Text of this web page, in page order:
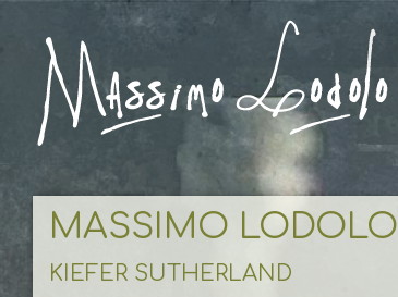
MASSIMO LODOLO
KIEFER SUTHERLAND